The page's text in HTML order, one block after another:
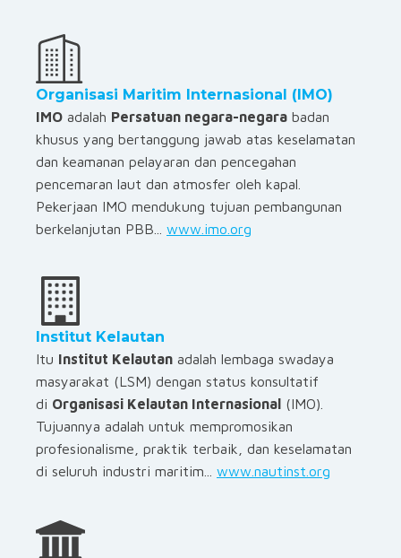
Organisasi Maritim Internasional (IMO)
IMO adalah Persatuan negara-negara badan
khusus yang bertanggung jawab atas keselamatan
dan keamanan pelayaran dan pencegahan
pencemaran laut dan atmosfer oleh kapal.
Pekerjaan IMO mendukung tujuan pembangunan
berkelanjutan PBB... www.imo.org
Institut Kelautan
Itu Institut Kelautan adalah lembaga swadaya
masyarakat (LSM) dengan status konsultatif
di Organisasi Kelautan Internasional (IMO).
Tujuannya adalah untuk mempromosikan
profesionalisme, praktik terbaik, dan keselamatan
di seluruh industri maritim... www.nautinst.org